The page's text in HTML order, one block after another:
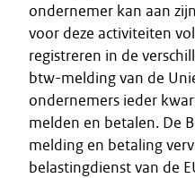
ondernemer kan aan
voor deze activiteiten
registreren in de
btw-melding van de
ondernemers ieder
melden en betalen. De
melding en betaling
belastingdienst van de